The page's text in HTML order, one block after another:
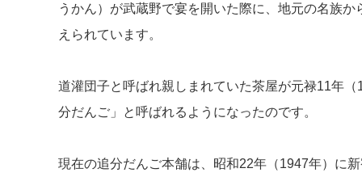
うかん）が武蔵野で宴を開いた際に、地元の名族
えられています。
道灌団子と呼ばれ親しまれていた茶屋が元禄11年
分だんご」と呼ばれるようになったのです。
現在の追分だんご本舗は、昭和22年（1947年）に